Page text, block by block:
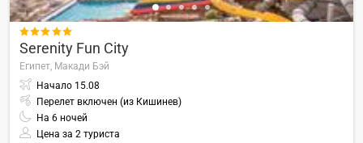

Serenity Fun City
Египет, Макади Бэй
Начало 15.08
Перелет включен (из Кишинев)
На 6 ночей
Цена за 2 туриста